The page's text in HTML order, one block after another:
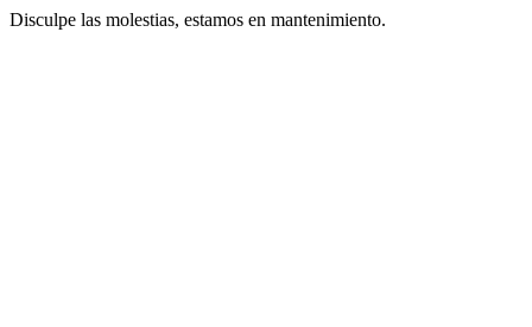
Disculpe las molestias, estamos en mantenimiento.